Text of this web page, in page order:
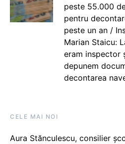
peste 55.000
pentru
peste un an /
Marian Staicu:
eram inspector
depunem
decontarea
CELE MAI NOI
Aura Stănculescu, consilier